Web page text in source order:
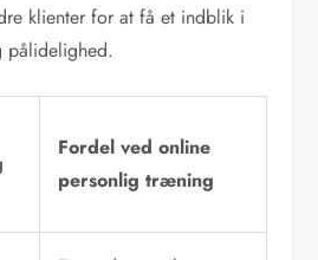
klienter for at få et indblik i
pålidelighed.
Fordel ved online
personlig træning